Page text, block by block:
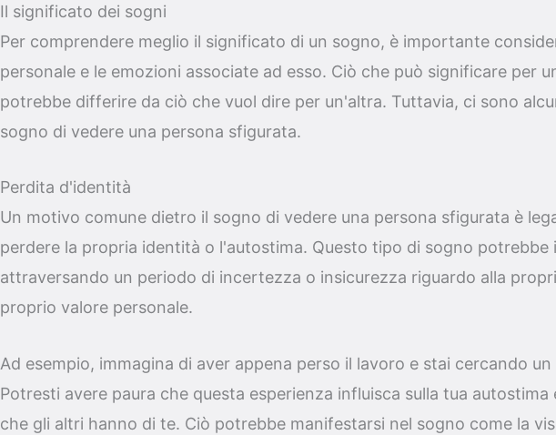
Il significato dei sogni
Per comprendere meglio il significato di un sogno, è importante
personale e le emozioni associate ad esso. Ciò che può significare per
potrebbe differire da ciò che vuol dire per un'altra. Tuttavia, ci sono
sogno di vedere una persona sfigurata.
Perdita d'identità
Un motivo comune dietro il sogno di vedere una persona sfigurata è
perdere la propria identità o l'autostima. Questo tipo di sogno potrebbe
attraversando un periodo di incertezza o insicurezza riguardo alla
proprio valore personale.
Ad esempio, immagina di aver appena perso il lavoro e stai cercando
Potresti avere paura che questa esperienza influisca sulla tua autostima
che gli altri hanno di te. Ciò potrebbe manifestarsi nel sogno come la